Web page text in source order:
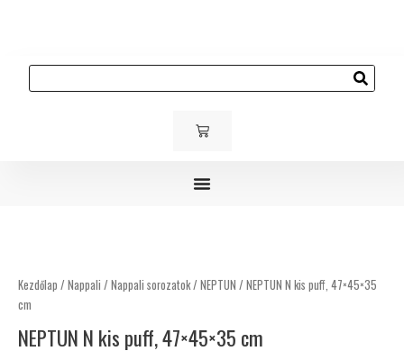
KOSÁR
Kezdőlap / Nappali / Nappali sorozatok/ NEPTUN / NEPTUN N kis puff, 47×45×35
cm
NEPTUN N kis puff, 47×45×35 cm
kis
puff,
cm